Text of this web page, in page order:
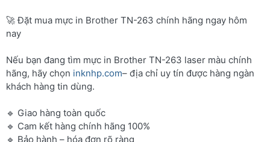
🚀 Đặt mua mực in Brother TN-263 chính hãng ngay hôm
nay
Nếu bạn đang tìm mực in Brother TN-263 laser màu chính
hãng, hãy chọn inknhp.com– địa chỉ uy tín được hàng ngàn
khách hàng tin dùng.
🔹 Giao hàng toàn quốc
🔹 Cam kết hàng chính hãng 100%
🔹 Bảo hành – hóa đơn rõ ràng